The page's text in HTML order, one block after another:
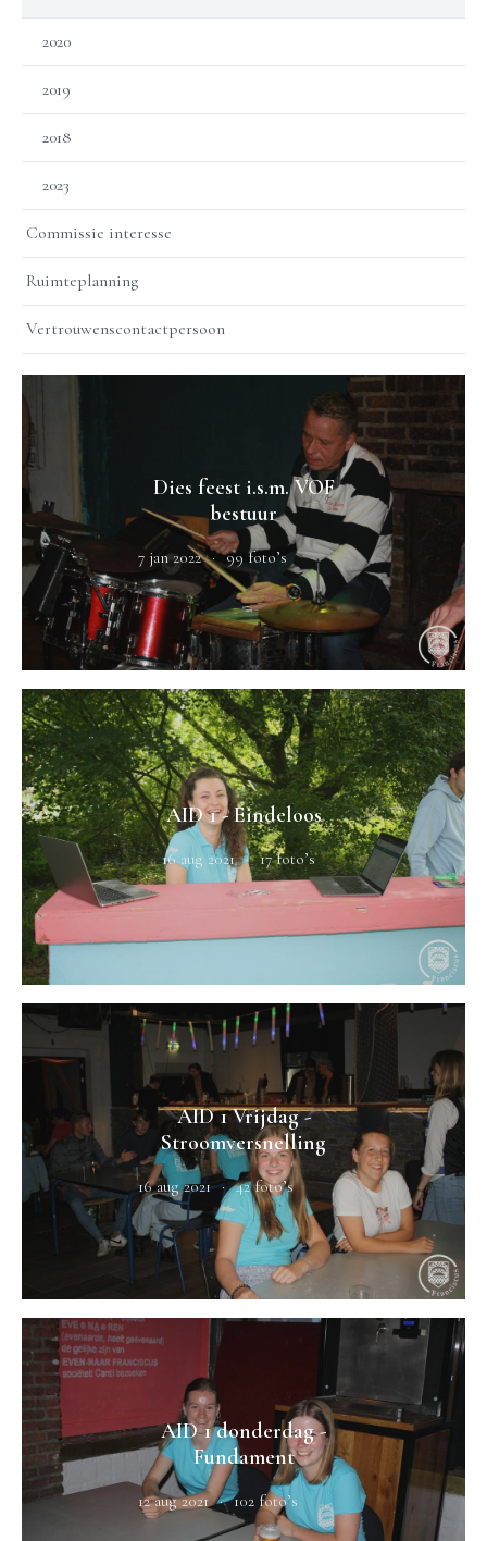
2020
2019
2018
2023
Commissie interesse
Ruimteplanning
Vertrouwenscontactpersoon
Dies feest i.s.m. VOF
bestuur
7 jan 2022 99 foto’s
AID 1 - Eindeloos
16 aug 2021 17 foto’s
AID 1 Vrijdag -
Stroomversnelling
16 aug 2021 42 foto’s
AID 1 donderdag -
Fundament
12 aug 2021 102 foto’s